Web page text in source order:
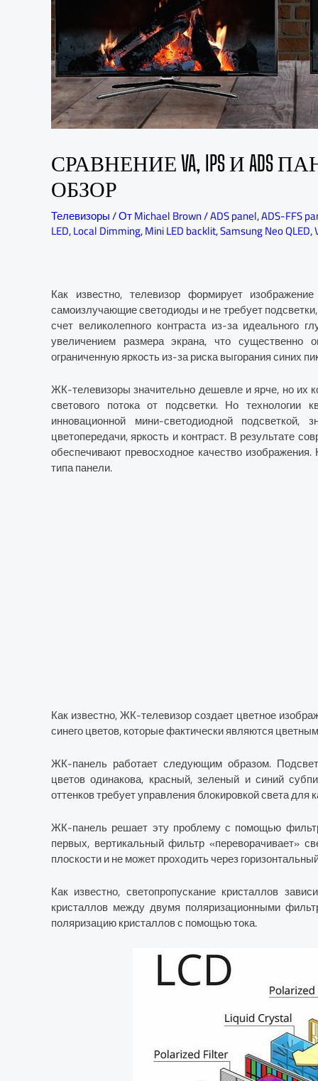
СРАВНЕНИЕ VA, IPS И ADS
ОБЗОР
Телевизоры/ ОтMichael Brown/ADS panel,ADS-FFS
LED,Local Dimming,Mini LED backlit,Samsung Neo QLED,
Как известно, телевизор формирует
самоизлучающие светодиоды и не требует
счет великолепного контраста из-за идеального
увеличением размера экрана, что существенно
ограниченную яркость из-за риска выгорания синих
ЖК-телевизоры значительно дешевле и ярче, но их
светового потока от подсветки. Но технологии
инновационной мини-светодиодной
цветопередачи, яркость и контраст. В результате
обеспечивают превосходное качество
типа панели.
Как известно, ЖК-телевизор создает цветное
синего цветов, которые фактически являются
ЖК-панель работает следующим образом.
цветов одинакова, красный, зеленый и синий
оттенков требует управления блокировкой света для
ЖК-панель решает эту проблему с помощью
первых, вертикальный фильтр «переворачивает»
плоскости и не может проходить через
Как известно, светопропускание кристаллов
кристаллов между двумя поляризационными
поляризацию кристаллов с помощью тока.